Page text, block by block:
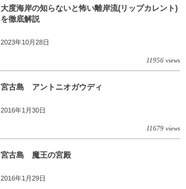
大度海岸の知らないと怖い離岸流(リップカレント)
を徹底解説
2023年10月28日
11956 views
宮古島 アントニオガウディ
2016年1月30日
11679 views
宮古島 魔王の宮殿
2016年1月29日